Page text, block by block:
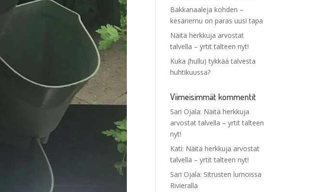
Bakkanaaleja kohden –
kesäriemu on paras uusi tapa
Näitä herkkuja arvostat
talvella – yrtit talteen nyt!
Kuka (hullu) tykkää talvesta
huhtikuussa?
Viimeisimmät kommentit
Sari Ojala: Näitä herkkuja
arvostat talvella – yrtit talteen
nyt!
Kati: Näitä herkkuja arvostat
talvella – yrtit talteen nyt!
Sari Ojala: Sitrusten lumoissa
Rivieralla